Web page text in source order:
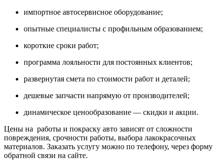
импортное автосервисное оборудование;
опытные специалисты с профильным образованием;
короткие сроки работ;
программа лояльности для постоянных клиентов;
развернутая смета по стоимости работ и деталей;
дешевые запчасти напрямую от производителей;
динамическое ценообразование — скидки и акции.
Цены на работы и покраску авто зависят от сложности
повреждения, срочности работы, выбора лакокрасочных
материалов. Заказать услугу можно по телефону, через форму
обратной связи на сайте.